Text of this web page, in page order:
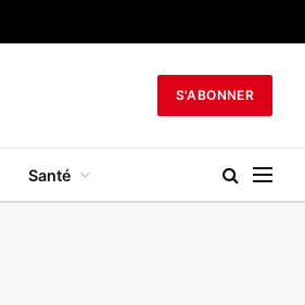
S'ABONNER
Santé